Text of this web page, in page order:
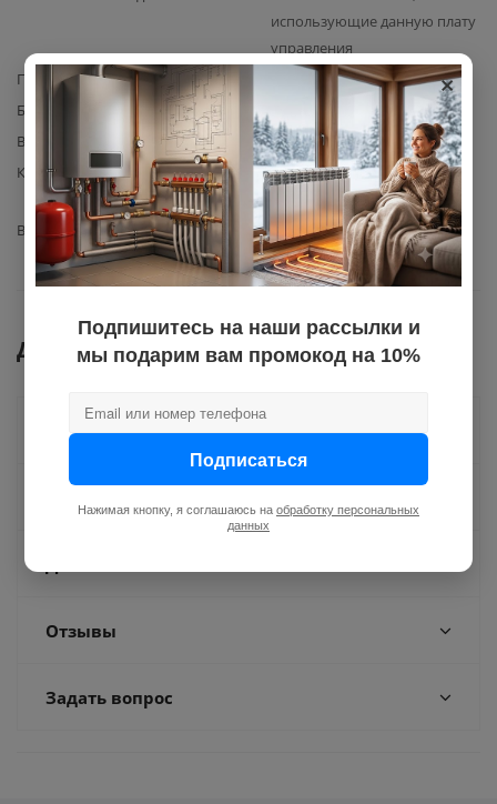
использующие данную плату
управления
Производитель
Базовая единица
Вес с упаковкой
0,3
Комплектация
Плата управления Haier
(артикул 0041801037) – 1 шт.
Вид запчасти
плата управления
Документы
Как купить
Отзывы
Задать вопрос
×
Подпишитесь на наши рассылки и
мы подарим вам промокод на 10%
Подписаться
Нажимая кнопку, я соглашаюсь на обработку персональных
данных